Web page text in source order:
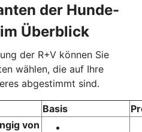
der Hunde-
Überblick
der R+V können Sie
wählen, die auf Ihre
abgestimmt sind.
Basis
von